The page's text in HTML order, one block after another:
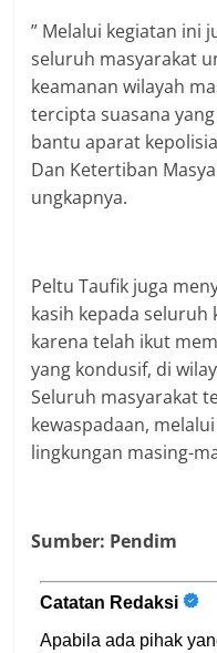
” Melalui kegiatan ini
seluruh masyarakat
keamanan wilayah
tercipta suasana
bantu aparat
Dan Ketertiban
ungkapnya.
Peltu Taufik juga
kasih kepada
karena telah ikut
yang kondusif, di
Seluruh masyarakat
kewaspadaan,
lingkungan masing-
Sumber: Pendim